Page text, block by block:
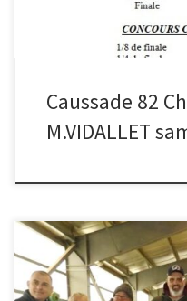
Caussade 82
M.VIDALLET
Le challenge bouliste de